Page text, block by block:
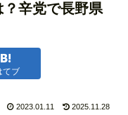
辛党で長野県
てブ
2023.01.11 2025.11.28